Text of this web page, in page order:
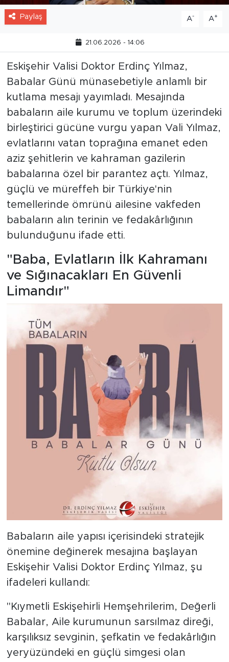
Paylaş A- A+
21.06.2026 - 14:06
Eskişehir Valisi Doktor Erdinç Yılmaz,
Babalar Günü münasebetiyle anlamlı bir
kutlama mesajı yayımladı. Mesajında
babaların aile kurumu ve toplum üzerindeki
birleştirici gücüne vurgu yapan Vali Yılmaz,
evlatlarını vatan toprağına emanet eden
aziz şehitlerin ve kahraman gazilerin
babalarına özel bir parantez açtı. Yılmaz,
güçlü ve müreffeh bir Türkiye'nin
temellerinde ömrünü ailesine vakfeden
babaların alın terinin ve fedakârlığının
bulunduğunu ifade etti.
"Baba, Evlatların İlk Kahramanı
ve Sığınacakları En Güvenli
Limandır"
Babaların aile yapısı içerisindeki stratejik
önemine değinerek mesajına başlayan
Eskişehir Valisi Doktor Erdinç Yılmaz, şu
ifadeleri kullandı:
"Kıymetli Eskişehirli Hemşehrilerim, Değerli
Babalar, Aile kurumunun sarsılmaz direği,
karşılıksız sevginin, şefkatin ve fedakârlığın
yeryüzündeki en güçlü simgesi olan